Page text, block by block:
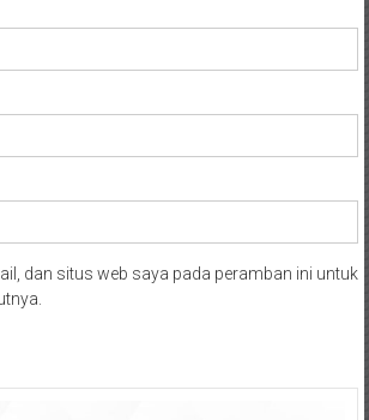
dan situs web saya pada peramban ini untuk